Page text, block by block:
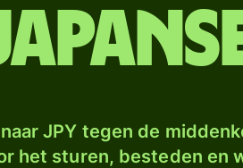
JPY tegen de
het sturen, besteden en